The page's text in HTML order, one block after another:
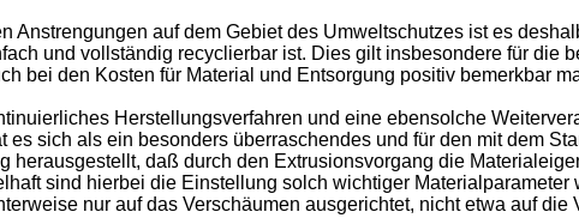
Anstrengungen auf dem Gebiet des Umweltschutzes ist es
und vollständig recyclierbar ist. Dies gilt insbesondere für die
bei den Kosten für Material und Entsorgung positiv bemerkbar
Herstellungsverfahren und eine ebensolche
sich als ein besonders überraschendes und für den mit dem
herausgestellt, daß durch den Extrusionsvorgang die
sind hierbei die Einstellung solch wichtiger Materialparameter
nur auf das Verschäumen ausgerichtet, nicht etwa auf die